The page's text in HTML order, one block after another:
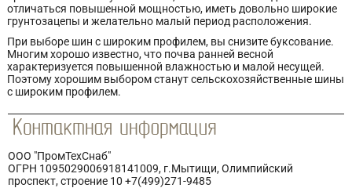
отличаться повышенной мощностью, иметь довольно широкие
грунтозацепы и желательно малый период расположения.
При выборе шин с широким профилем, вы снизите буксование.
Многим хорошо известно, что почва ранней весной
характеризуется повышенной влажностью и малой несущей.
Поэтому хорошим выбором станут сельскохозяйственные шины
с широким профилем.
ООО "ПромТехСнаб"
ОГРН 1095029006918141009, г.Мытищи, Олимпийский
проспект, строение 10 +7(499)271-9485